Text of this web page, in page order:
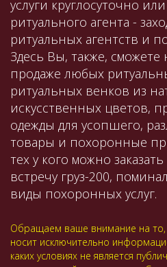
услуги круглосуточно
ритуального агента -
ритуальных агентств и
Здесь Вы, также,
продаже любых
ритуальных венков из
искусственных цветов,
одежды для усопшего,
товары и похоронные
тех у кого можно
встречу груз-200,
виды похоронных услуг.
Обращаем ваше внимание на то,
носит исключительно
каких условиях не является